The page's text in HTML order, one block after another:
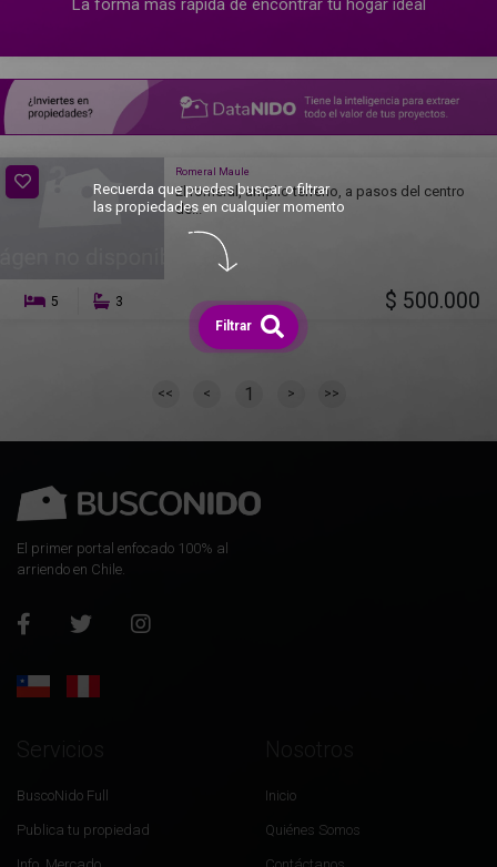
La forma más rápida de encontrar tu hogar ideal
Romeral Maule
El romeral, amplio terreno, a pasos del centro
de...
5 3 $ 500.000
<< < 1 > >>
El primer portal enfocado 100% al
arriendo en Chile.
Servicios
BuscoNido Full
Publica tu propiedad
Inicio
Quiénes Somos
Recuerda que puedes buscar o filtrar
las propiedades en cualquier momento
Filtrar